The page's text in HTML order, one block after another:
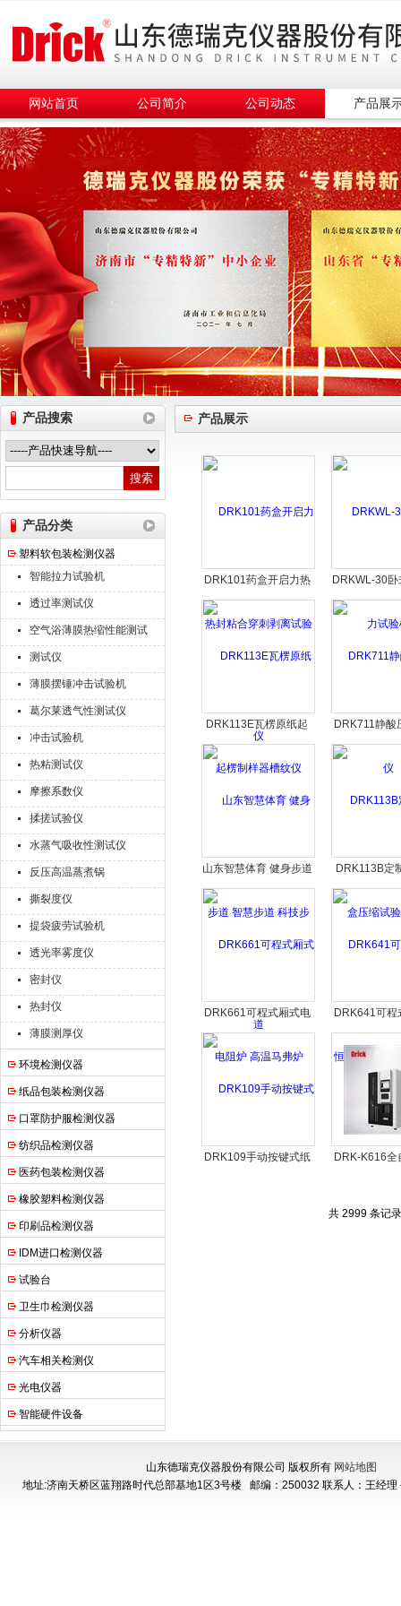
山东德瑞克仪器股份有限公司
网站首页 公司简介 公司动态 产品展
产品搜索
产品分类
塑料软包装检测仪器
智能拉力试验机
透过率测试仪
空气浴薄膜热缩性能测试
仪
测试仪
薄膜摆锤冲击试验机
葛尔莱透气性测试仪
冲击试验机
热粘测试仪
摩擦系数仪
揉搓试验仪
水蒸气吸收性测试仪
反压高温蒸煮锅
撕裂度仪
提袋疲劳试验机
透光率雾度仪
密封仪
热封仪
薄膜测厚仪
环境检测仪器
纸品包装检测仪器
口罩防护服检测仪器
纺织品检测仪器
医药包装检测仪器
橡胶塑料检测仪器
印刷品检测仪器
IDM进口检测仪器
试验台
卫生巾检测仪器
分析仪器
汽车相关检测仪
光电仪器
智能硬件设备
产品展示
DRK101药盒开启力热
封粘合穿刺剥离试验仪
DRKWL-30
验机
DRK113E瓦楞原纸起
楞制样器槽纹仪
DRK711静酸
山东智慧体育 健身步道
智慧步道 科技步道
DRK113B定
压缩试验
DRK661可程式厢式电
阻炉 高温马弗炉
DRK641可程
湿试验箱 多
DRK109手动按键式纸
DRK-K616全
共 2999 条记
山东德瑞克仪器股份有限公司 版权所有 网站地图
地址:济南天桥区蓝翔路时代总部基地1区3号楼 邮编：250032 联系人：王经